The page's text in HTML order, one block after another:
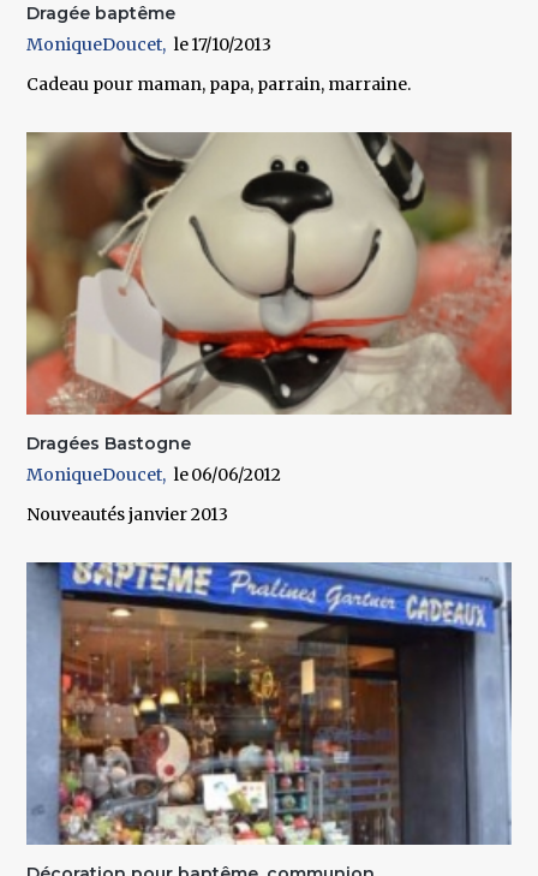
Dragée baptême
MoniqueDoucet
17/10/2013
Cadeau pour maman, papa, parrain, marraine.
Dragées Bastogne
MoniqueDoucet
06/06/2012
Nouveautés janvier 2013